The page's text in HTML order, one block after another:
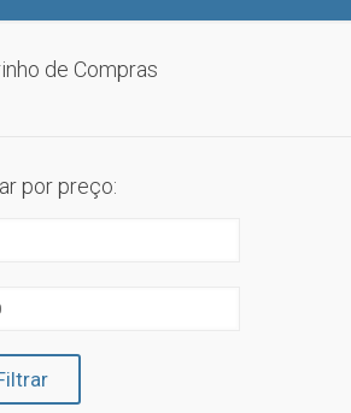
de Compras
por preço: